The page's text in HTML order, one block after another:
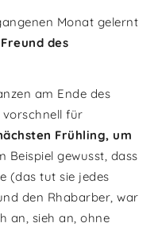
Monat gelernt
des
am Ende des
vorschnell für
Frühling, um
Beispiel gewusst, dass
(das tut sie jedes
den Rhabarber, war
an, sieh an, ohne